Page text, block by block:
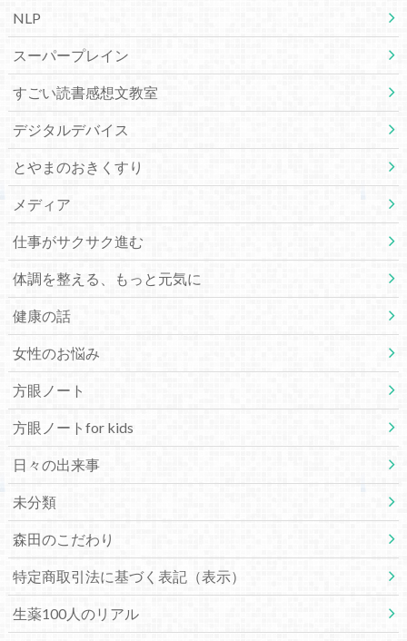
NLP
スーパープレイン
すごい読書感想文教室
デジタルデバイス
とやまのおきくすり
メディア
仕事がサクサク進む
体調を整える、もっと元気に
健康の話
女性のお悩み
方眼ノート
方眼ノートfor kids
日々の出来事
未分類
森田のこだわり
特定商取引法に基づく表記（表示）
生薬100人のリアル